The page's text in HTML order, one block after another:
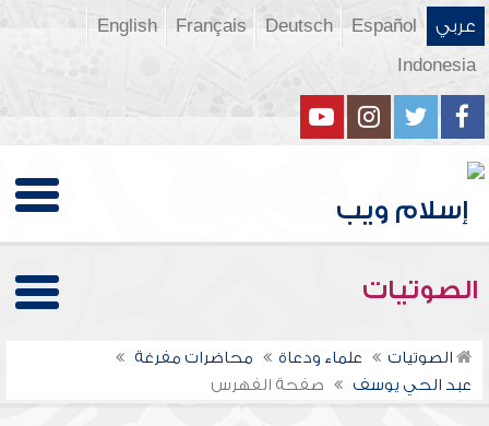
عربي Español
Deutsch
Français
English
Indonesia
الصوتيات
الصوتيات علماء ودعاة
محاضرات مفرغة
عبد الحي يوسف
صفحة الفهرس